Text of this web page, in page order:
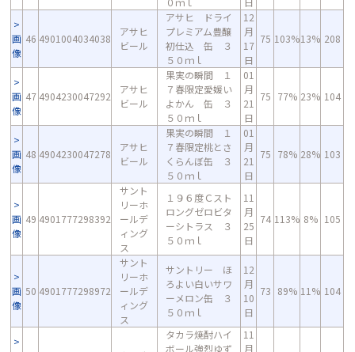
画
像
46 4901004034038
アサヒ
ビール
アサヒ ドライ
プレミアム豊醸
初仕込 缶 ３
５０ｍｌ
12
月
17
日
75 103%13% 208
画
像
47 4904230047292
アサヒ
ビール
果実の瞬間 １
７春限定愛媛い
よかん 缶 ３
５０ｍｌ
01
月
21
日
75 77% 23% 104
画
像
48 4904230047278
アサヒ
ビール
果実の瞬間 １
７春限定桃とさ
くらんぼ缶 ３
５０ｍｌ
01
月
21
日
75 78% 28% 103
画
像
49 4901777298392
サント
リーホ
ールデ
ィング
ス
１９６度Ｃスト
ロングゼロビタ
ーシトラス ３
５０ｍｌ
11
月
25
日
74 113% 8% 105
画
像
50 4901777298972
サント
リーホ
ールデ
ィング
ス
サントリー ほ
ろよい白いサワ
ーメロン缶 ３
５０ｍｌ
12
月
10
日
73 89% 11% 104
タカラ焼酎ハイ
ボール強烈ゆず
11
月